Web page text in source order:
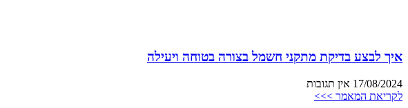
איך לבצע בדיקת מתקני חשמל בצורה בטוחה ויעילה
17/08/2024 אין תגובות
לקריאת המאמר >>>